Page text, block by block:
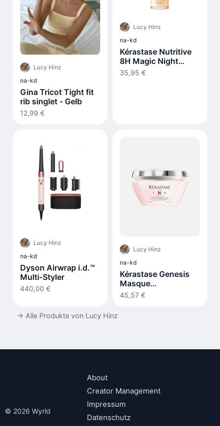
Lucy Hinz
na-kd
Gina Tricot Tight fit
rib singlet - Gelb
12,99 €
Lucy Hinz
na-kd
Kérastase Nutritive
8H Magic Night
Serum
35,95 €
Lucy Hinz
na-kd
Dyson Airwrap i.d.™
Multi-Styler
440,00 €
Lucy Hinz
na-kd
Kérastase Genesis
Masque
Reconstituant 200ml
45,57 €
→ Alle Produkte von Lucy Hinz
© 2026 Wyrld
About
Creator Management
Impressum
Datenschutz